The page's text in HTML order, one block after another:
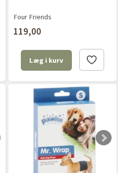
Four Friends
119,00
Læg i kurv